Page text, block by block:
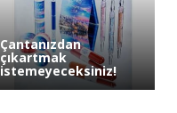
Çantanızdan
çıkartmak
istemeyeceksiniz!